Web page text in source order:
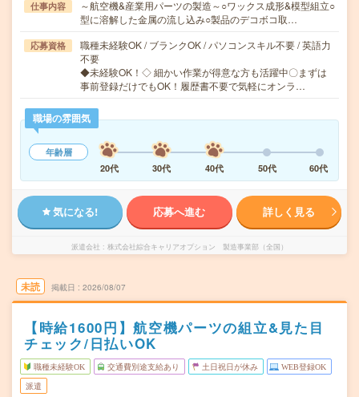
仕事内容
～航空機&産業用パーツの製造～○ワックス成形&模型組立○
型に溶解した金属の流し込み○製品のデコボコ取…
応募資格
職種未経験OK / ブランクOK / パソコンスキル不要 / 英語力
不要
◆未経験OK！◇ 細かい作業が得意な方も活躍中〇まずは
事前登録だけでもOK！履歴書不要で気軽にオンラ…
職場の雰囲気
年齢層
20代
30代 40代 50代 60代
気になる! 応募へ進む 詳しく見る
派遣会社 株式会社綜合キャリアオプション 製造事業部（全国）
未読 掲載日 2026/08/07
【時給1600円】航空機パーツの組立&見た目
チェック/日払いOK
職種未経験OK 交通費別途支給あり 土日祝日が休み WEB登録OK
派遣